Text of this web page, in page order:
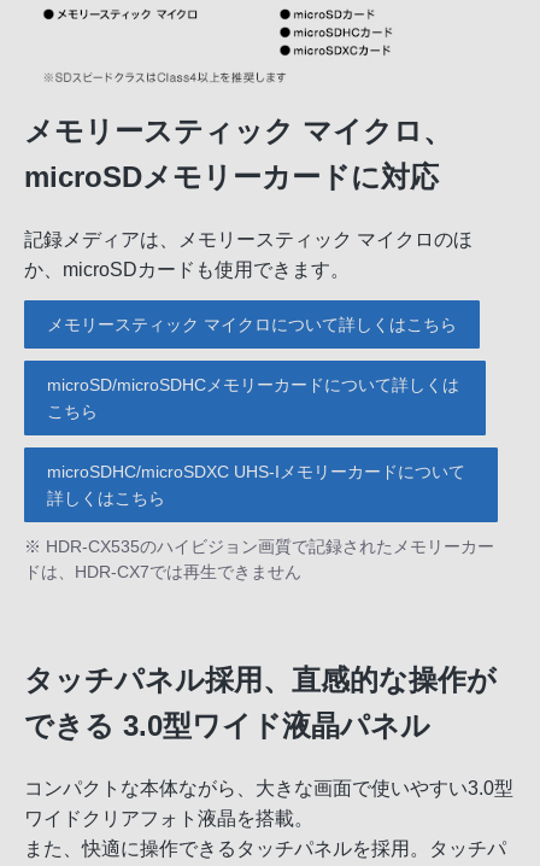
メモリースティック マイクロ、
microSDメモリーカードに対応
記録メディアは、メモリースティック マイクロのほ
か、microSDカードも使用できます。
メモリースティック マイクロについて詳しくはこちら
microSD/microSDHCメモリーカードについて詳しくは
こちら
microSDHC/microSDXC UHS-Iメモリーカードについて
詳しくはこちら
※ HDR-CX535のハイビジョン画質で記録されたメモリーカー
ドは、HDR-CX7では再生できません
タッチパネル採用、直感的な操作が
できる 3.0型ワイド液晶パネル
コンパクトな本体ながら、大きな画面で使いやすい3.0型
ワイドクリアフォト液晶を搭載。
また、快適に操作できるタッチパネルを採用。タッチパ